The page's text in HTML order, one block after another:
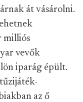
át vásárolni.
milliós
vevők
iparág épült.
az ő